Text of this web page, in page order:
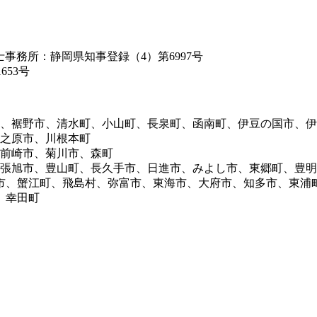
務所：静岡県知事登録（4）第6997号
号
裾野市、清水町、小山町、長泉町、函南町、伊豆の国市、
原市、川根本町
崎市、菊川市、森町
旭市、豊山町、長久手市、日進市、みよし市、東郷町、豊
蟹江町、飛島村、弥富市、東海市、大府市、知多市、東
幸田町